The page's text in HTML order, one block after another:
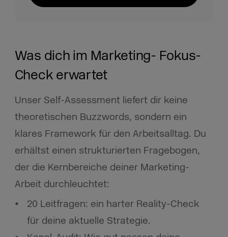
Was dich im Marketing- Fokus-
Check erwartet
Unser Self-Assessment liefert dir keine
theoretischen Buzzwords, sondern ein
klares Framework für den Arbeitsalltag. Du
erhältst einen strukturierten Fragebogen,
der die Kernbereiche deiner Marketing-
Arbeit durchleuchtet:
20 Leitfragen: ein harter Reality-Check
für deine aktuelle Strategie.